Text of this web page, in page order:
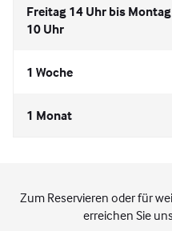
Freitag 14 Uhr bis Montag
10 Uhr
1 Woche
1 Monat
Zum Reservieren oder für
erreichen Sie